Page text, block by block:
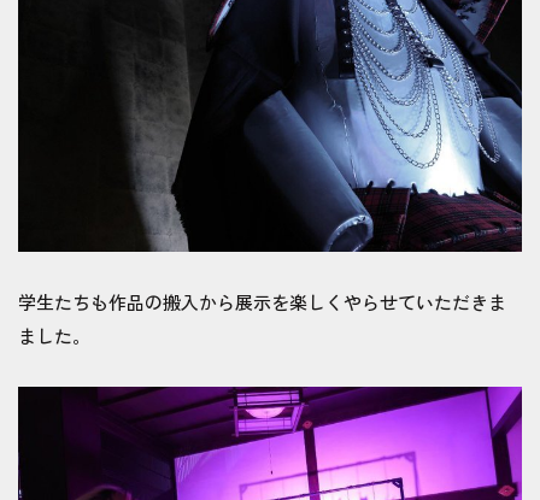
学生たちも作品の搬入から展示を楽しくやらせていただきま
ました。